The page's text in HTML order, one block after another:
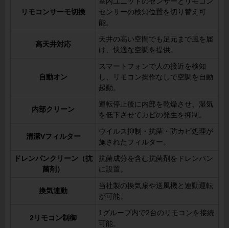
リモコンサーモ切換
センサーの検知位置を切り替え可
能。
高天井対応
天井の高い空間でも足元まで風を届
け、快適な空調を提供。
自動オン
スマートフォンで人の接近を検知
し、リモコン操作なしで空調を自動
起動。
内部クリーン
運転停止後に内部を乾燥させ、湿気
を低下させてカビの発生を抑制。
清潔Vフィルター
ウイルス抑制・抗菌・防カビ処理が
施されたフィルター。
ドレンパンクリーン（抗
菌剤）
抗菌成分を含む抗菌剤をドレンパン
に設置。
換気連動
当社製の換気扇や送風機と連動運転
が可能。
2リモコン制御
1グループ内で2台のリモコンを接続
可能。